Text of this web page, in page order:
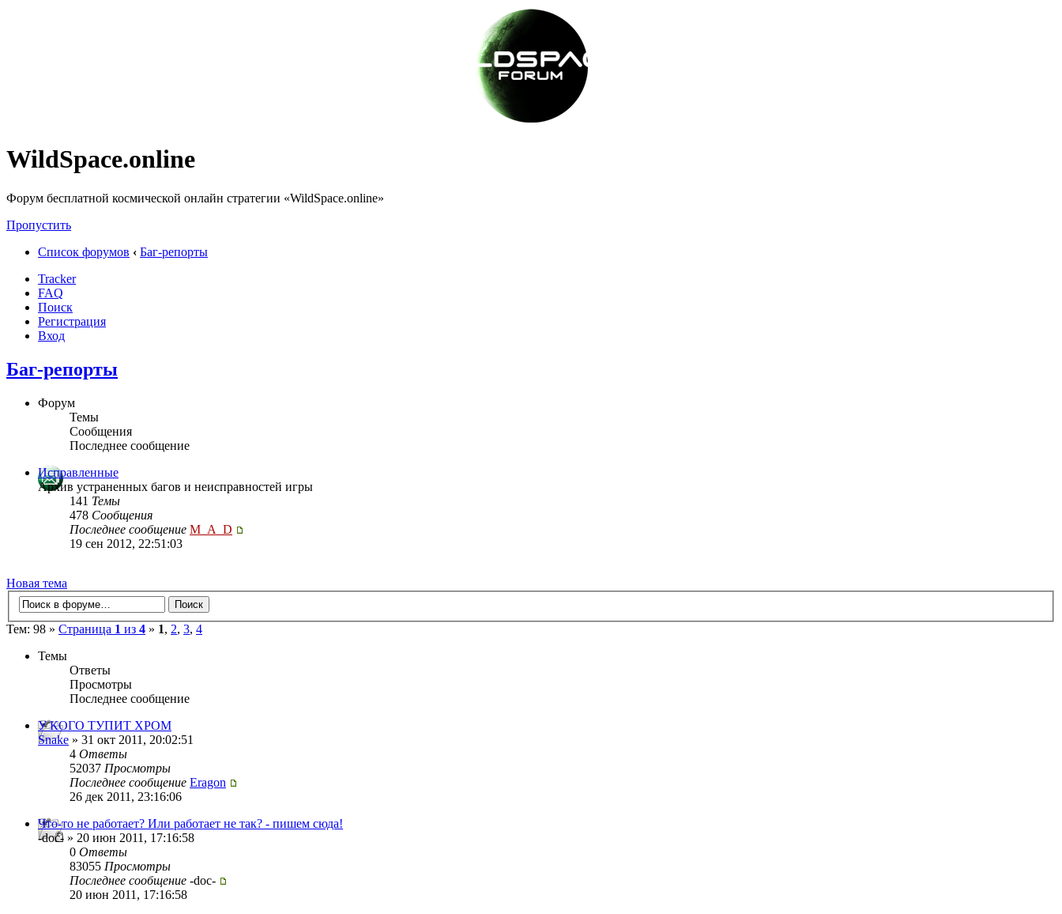
WildSpace.online
Форум бесплатной космической онлайн стратегии «WildSpace.online»
Пропустить
Список форумов ‹ Баг-репорты
Tracker
FAQ
Поиск
Регистрация
Вход
Баг-репорты
Форум
Темы
Сообщения
Последнее сообщение
Исправленные
Архив устраненных багов и неисправностей игры
141 Темы
478 Сообщения
Последнее сообщение M_A_D
19 сен 2012, 22:51:03
Новая тема
Тем: 98 » Страница 1 из 4 » 1, 2, 3, 4
Темы
Ответы
Просмотры
Последнее сообщение
У КОГО ТУПИТ ХРОМ
Snake » 31 окт 2011, 20:02:51
4 Ответы
52037 Просмотры
Последнее сообщение Eragon
26 дек 2011, 23:16:06
Что-то не работает? Или работает не так? - пишем сюда!
-doc- » 20 июн 2011, 17:16:58
0 Ответы
83055 Просмотры
Последнее сообщение -doc-
20 июн 2011, 17:16:58